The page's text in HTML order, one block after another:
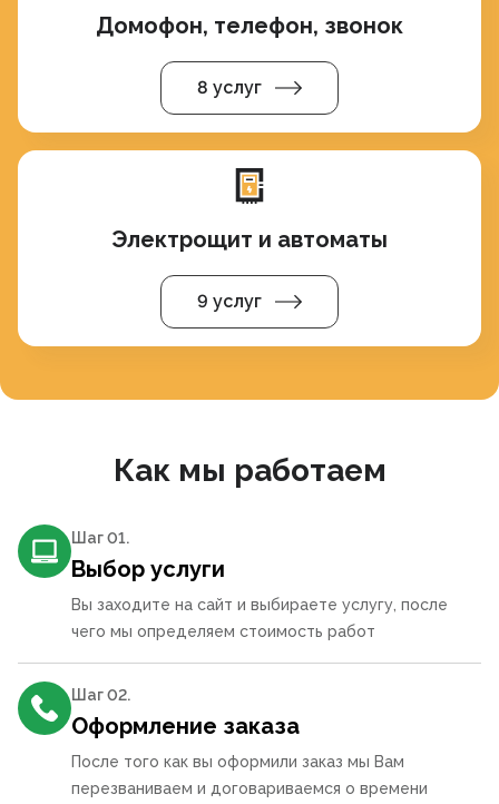
Домофон, телефон, звонок
8 услуг
Электрощит и автоматы
9 услуг
Как мы работаем
Шаг 01.
Выбор услуги
Вы заходите на сайт и выбираете услугу, после
чего мы определяем стоимость работ
Шаг 02.
Оформление заказа
После того как вы оформили заказ мы Вам
перезваниваем и договариваемся о времени